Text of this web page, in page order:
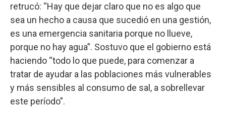
retrucó: “Hay que dejar claro que no es algo que
sea un hecho a causa que sucedió en una gestión,
es una emergencia sanitaria porque no llueve,
porque no hay agua”. Sostuvo que el gobierno está
haciendo “todo lo que puede, para comenzar a
tratar de ayudar a las poblaciones más vulnerables
y más sensibles al consumo de sal, a sobrellevar
este período”.